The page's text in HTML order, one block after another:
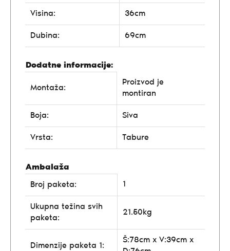
Visina: 36cm
Dubina: 69cm
Dodatne informacije:
Montaža:
Proizvod je
montiran
Boja: Siva
Vrsta: Tabure
Ambalaža
Broj paketa:
1
Ukupna težina svih
paketa:
21.50kg
Dimenzije paketa 1:
Š:78cm x V:39cm x